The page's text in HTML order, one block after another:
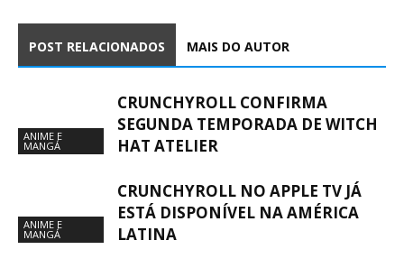
POST RELACIONADOS MAIS DO AUTOR
ANIME E
MANGÁ
CRUNCHYROLL CONFIRMA
SEGUNDA TEMPORADA DE WITCH
HAT ATELIER
ANIME E
MANGÁ
CRUNCHYROLL NO APPLE TV JÁ
ESTÁ DISPONÍVEL NA AMÉRICA
LATINA